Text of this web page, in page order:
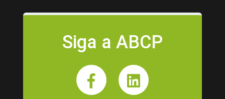
Siga a ABCP